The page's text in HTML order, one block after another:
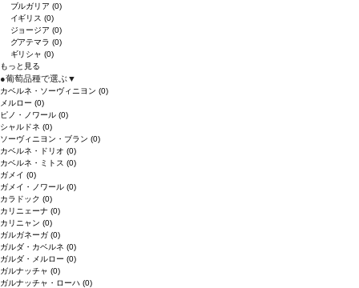
ブルガリア(0)
イギリス(0)
ジョージア(0)
グアテマラ(0)
ギリシャ(0)
もっと見る
●葡萄品種で選ぶ▼
カベルネ・ソーヴィニヨン (0)
メルロー (0)
ピノ・ノワール (0)
シャルドネ (0)
ソーヴィニヨン・ブラン (0)
カベルネ・ドリオ (0)
カベルネ・ミトス (0)
ガメイ (0)
ガメイ・ノワール (0)
カラドック (0)
カリニェーナ (0)
カリニャン (0)
ガルガネーガ (0)
ガルダ・カベルネ (0)
ガルダ・メルロー (0)
ガルナッチャ (0)
ガルナッチャ・ローハ (0)